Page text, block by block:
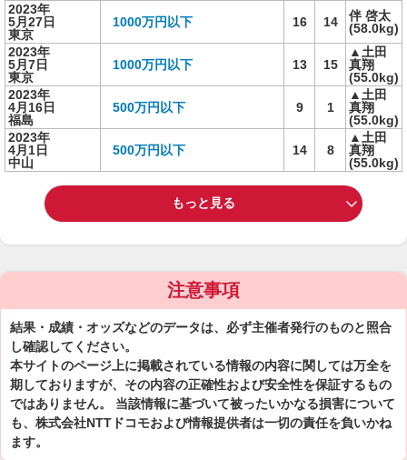
2023年
5月27日
東京
1000万円以下 16 14
伴 啓太
(58.0kg)
2023年
5月7日
東京
1000万円以下 13 15
▲土田
真翔
(55.0kg)
2023年
4月16日
福島
500万円以下 9 1
▲土田
真翔
(55.0kg)
2023年
4月1日
中山
500万円以下 14 8
▲土田
真翔
(55.0kg)
もっと見る
注意事項
結果・成績・オッズなどのデータは、必ず主催者発行のものと照合
し確認してください。
本サイトのページ上に掲載されている情報の内容に関しては万全を
期しておりますが、その内容の正確性および安全性を保証するもの
ではありません。 当該情報に基づいて被ったいかなる損害について
も、株式会社NTTドコモおよび情報提供者は一切の責任を負いかね
ます。